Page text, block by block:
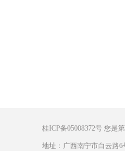
桂ICP备05008372号 您是第
地址：广西南宁市白云路6